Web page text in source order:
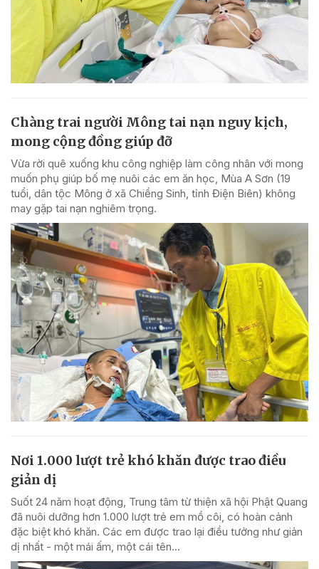
Chàng trai người Mông tai nạn nguy kịch,
mong cộng đồng giúp đỡ
Vừa rời quê xuống khu công nghiệp làm công nhân với mong
muốn phụ giúp bố mẹ nuôi các em ăn học, Mùa A Sơn (19
tuổi, dân tộc Mông ở xã Chiềng Sinh, tỉnh Điện Biên) không
may gặp tai nạn nghiêm trọng.
Nơi 1.000 lượt trẻ khó khăn được trao điều
giản dị
Suốt 24 năm hoạt động, Trung tâm từ thiện xã hội Phật Quang
đã nuôi dưỡng hơn 1.000 lượt trẻ em mồ côi, có hoàn cảnh
đặc biệt khó khăn. Các em được trao lại điều tưởng như giản
dị nhất - một mái ấm, một cái tên...